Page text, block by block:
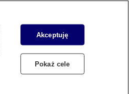
Akceptuję
Pokaż cele